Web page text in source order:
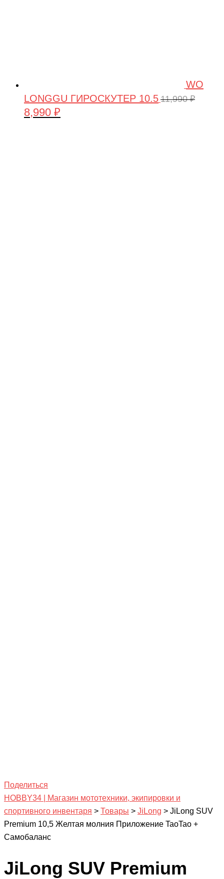
WO
LONGGU ГИРОСКУТЕР 10.5 11,990₽
Первоначальная
8,990 ₽
Поделиться
HOBBY34 | Магазин мототехники, экипировки и
спортивного инвентаря > Товары > JiLong > JiLong SUV
Premium 10,5 Желтая молния Приложение TaoTao +
Самобаланс
JiLong SUV Premium